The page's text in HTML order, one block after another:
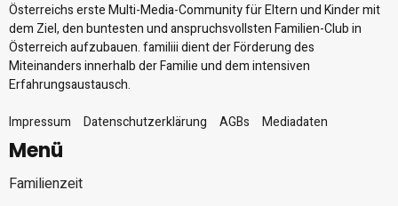
Österreichs erste Multi-Media-Community für Eltern und Kinder mit
dem Ziel, den buntesten und anspruchsvollsten Familien-Club in
Österreich aufzubauen. familiii dient der Förderung des
Miteinanders innerhalb der Familie und dem intensiven
Erfahrungsaustausch.
Impressum
Datenschutzerklärung AGBs Mediadaten
Menü
Familienzeit